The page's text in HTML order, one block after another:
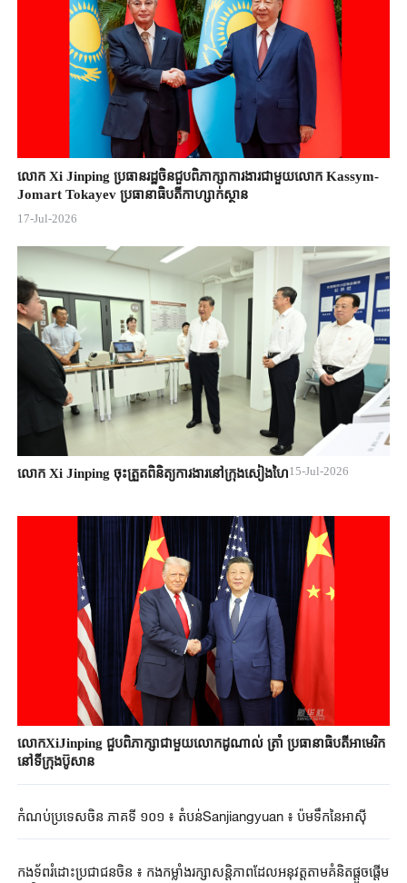
លោក Xi Jinping ប្រធានរដ្ឋចិន​ជួបពិភាក្សា​ការងារជាមួយ​លោក Kassym-
Jomart ​Tokayev ​ប្រធានាធិបតី​កាហ្សាក់ស្ថាន​
17-Jul-2026
លោក Xi Jinping ចុះត្រួតពិនិត្យការងារនៅក្រុងសៀងហៃ15-Jul-2026
លោកXiJinping ជួបពិភាក្សាជាមួយលោកដូណាល់ ត្រាំ ប្រធានាធិបតីអាមេរិក
នៅទីក្រុងប៊ូសាន
កំណប់ប្រទេសចិន ភាគទី ១០១ ៖ តំបន់Sanjiangyuan ៖ ប៉មទឹកនៃអាស៊ី
កងទ័ពរំដោះ​ប្រជាជនចិន​ ៖ កងកម្លាំង​រក្សា​សន្តិភាពដែលអនុវត្ត​​តាម​គំនិតផ្តួចផ្តើម